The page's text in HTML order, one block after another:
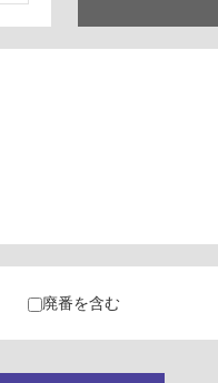
廃番を含む